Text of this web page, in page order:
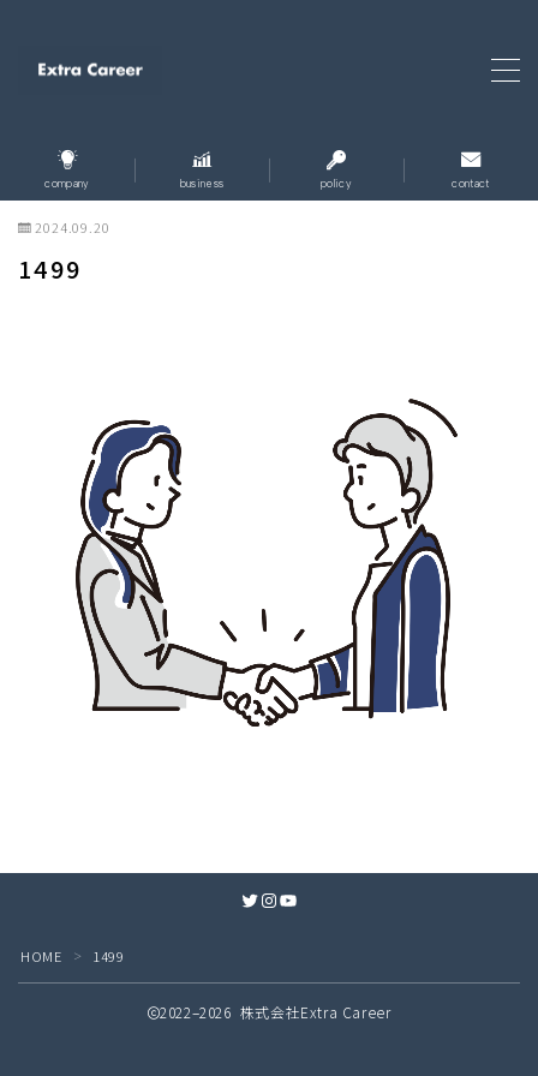
MENU
ホーム
企業情報
お問い合わせ
個人情報保護方針
company business policy contact
2024.09.20
1499
Twitter InstagramYouTube
HOME ＞ 1499
2022–2026 株式会社Extra Career